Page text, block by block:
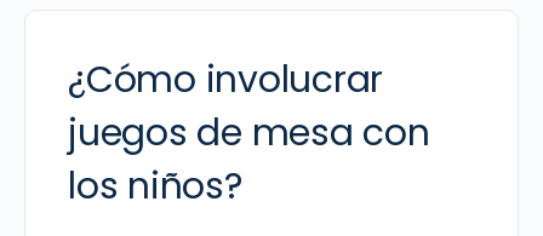
¿Cómo involucrar
juegos de mesa con
los niños?